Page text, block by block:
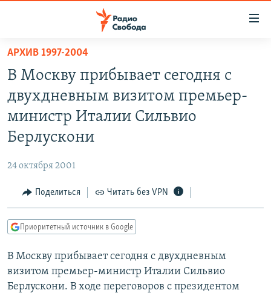
упрощенного
доступа
основному
содержанию
Вернутся
навигации
Вернутся
АВТОРСКИЕ ПРОЕКТЫ
ЦИТАТЫ СВОБОДЫ
КУЛЬТУРА
IDEL.РЕАЛИИ
КАВКАЗ.РЕАЛИИ
СИБИРЬ.РЕАЛИИ
РАСПИСАНИЕ ВЕЩАНИЯ
АРХИВ 1997-2004
В Москву прибывает сегодня с
двухдневным визитом премьер-
министр Италии Сильвио
Берлускони
24 октября 2001
Поделиться Читать без VPN
Приоритетный источник в Google
В Москву прибывает сегодня с двухдневным
визитом премьер-министр Италии Сильвио
Берлускони. В ходе переговоров с президентом